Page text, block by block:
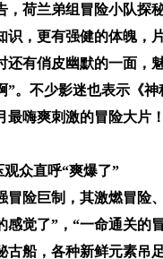
，荷兰弟组冒险小队
识，更有强健的体魄，
有俏皮幽默的一面，
。不少影迷也表示《
嗨爽刺激的冒险大片！
众直呼“爽爆了”
冒险巨制，其激燃冒险
觉了”，“一命通关的
古船，各种新鲜元素吊